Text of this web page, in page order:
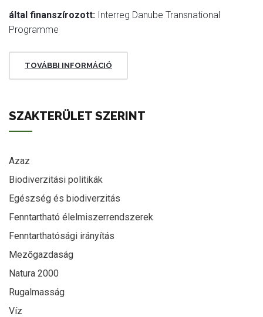
által finanszírozott: Interreg Danube Transnational
Programme
TOVÁBBI INFORMÁCIÓ
SZAKTERÜLET SZERINT
Azaz
Biodiverzitási politikák
Egészség és biodiverzitás
Fenntartható élelmiszerrendszerek
Fenntarthatósági irányítás
Mezőgazdaság
Natura 2000
Rugalmasság
Víz